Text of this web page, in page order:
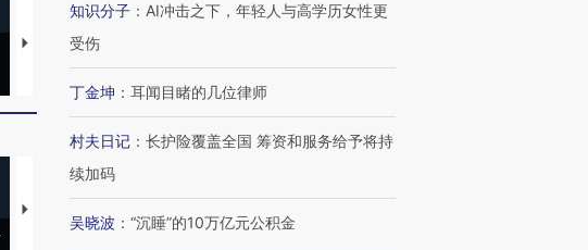
马航飞行员跨国走私7万
粒摇头丸 尿检体内含3种
度Z世代 用街头抗争将教
育部长拱下台
机”？难民潮撕裂西班牙
【推广】走进第四届链博
会，让数智科技“链”接产
【特别呈现】寻找100种
知识分子 ： AI冲击之下，年轻人与高学历女性更
受伤
丁金坤 ： 耳闻目睹的几位律师
村夫日记 ： 长护险覆盖全国 筹资和服务给予将持
续加码
吴晓波 ： “沉睡”的10万亿元公积金